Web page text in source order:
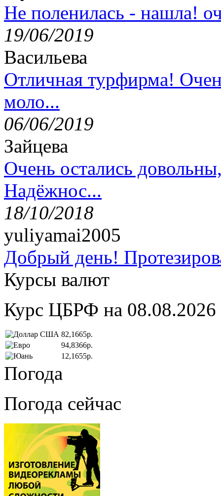
Не поленилась - нашла!
19/06/2019
Васильева
Отличная турфирма!
моло...
06/06/2019
Зайцева
Очень остались
Надёжнос...
18/10/2018
yuliyamai2005
Добрый день!
Курсы валют
Курс ЦБРФ на 08.08.2026
82,1665р.
94,8366р.
12,1655р.
Погода
Погода сейчас